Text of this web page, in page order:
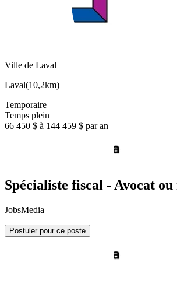
Ville de Laval
Laval(10,2km)
Temporaire
Temps plein
66 450 $ à 144 459 $ par an
Spécialiste fiscal - Avocat
JobsMedia
Postuler pour ce poste